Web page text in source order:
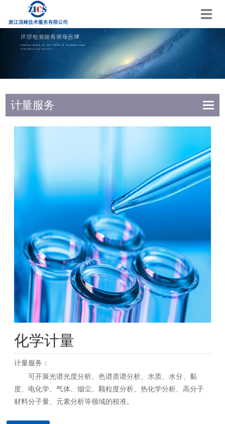
切
导
航
计量服务
化学计量
计量服务：
可开展光谱光度分析、色谱质谱分析、水质、水分、黏
度、电化学、气体、烟尘、颗粒度分析、热化学分析、高分子
材料分子量、元素分析等领域的校准。